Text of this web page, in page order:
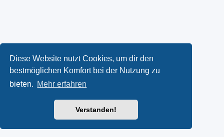
Diese Website nutzt Cookies, um dir den
bestmöglichen Komfort bei der Nutzung zu
bieten. Mehr erfahren
Verstanden!